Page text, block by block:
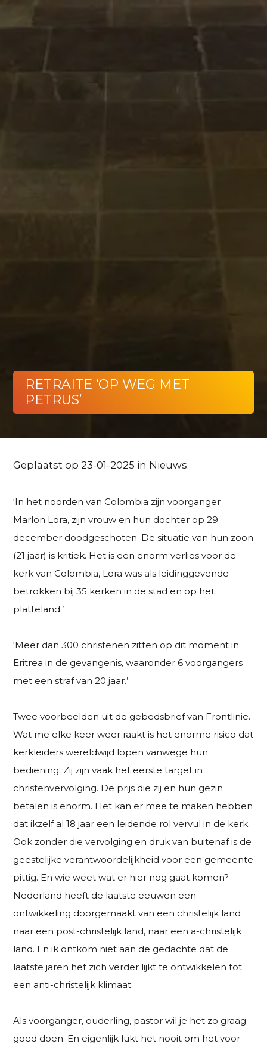
RETRAITE ‘OP WEG MET
PETRUS’
Geplaatst op 23-01-2025 in Nieuws.
‘In het noorden van Colombia zijn voorganger
Marlon Lora, zijn vrouw en hun dochter op 29
december doodgeschoten. De situatie van hun zoon
(21 jaar) is kritiek. Het is een enorm verlies voor de
kerk van Colombia, Lora was als leidinggevende
betrokken bij 35 kerken in de stad en op het
platteland.’
‘Meer dan 300 christenen zitten op dit moment in
Eritrea in de gevangenis, waaronder 6 voorgangers
met een straf van 20 jaar.’
Twee voorbeelden uit de gebedsbrief van Frontlinie.
Wat me elke keer weer raakt is het enorme risico dat
kerkleiders wereldwijd lopen vanwege hun
bediening. Zij zijn vaak het eerste target in
christenvervolging. De prijs die zij en hun gezin
betalen is enorm. Het kan er mee te maken hebben
dat ikzelf al 18 jaar een leidende rol vervul in de kerk.
Ook zonder die vervolging en druk van buitenaf is de
geestelijke verantwoordelijkheid voor een gemeente
pittig. En wie weet wat er hier nog gaat komen?
Nederland heeft de laatste eeuwen een
ontwikkeling doorgemaakt van een christelijk land
naar een post-christelijk land, naar een a-christelijk
land. En ik ontkom niet aan de gedachte dat de
laatste jaren het zich verder lijkt te ontwikkelen tot
een anti-christelijk klimaat.
Als voorganger, ouderling, pastor wil je het zo graag
goed doen. En eigenlijk lukt het nooit om het voor